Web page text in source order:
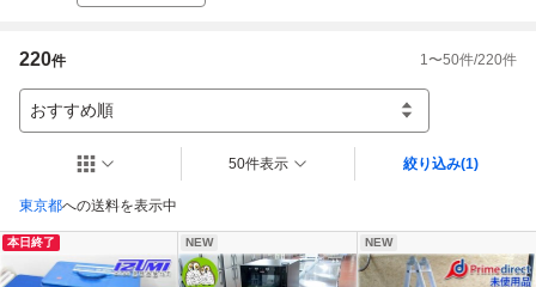
220件 1 〜50件/220件
おすすめ順
東京都への送料を表示中
50件表示 絞り込み(1)
本日終了 NEW NEW